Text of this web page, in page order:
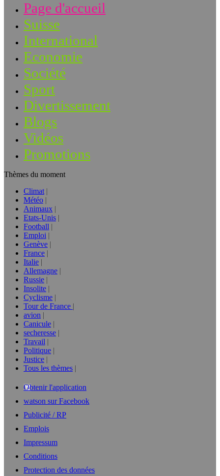
Page d'accueil
Suisse
International
Economie
Société
Sport
Divertissement
Blogs
Vidéos
Promotions
Thèmes du moment
Climat
Météo
Animaux
Etats-Unis
Football
Emploi
Genève
France
Italie
Allemagne
Russie
Insolite
Cyclisme
Tour de France
avion
Canicule
secheresse
Travail
Politique
Justice
Tous les thèmes
Obtenir l'application
watson sur Facebook
Publicité / RP
Emplois
Impressum
Conditions
Protection des données